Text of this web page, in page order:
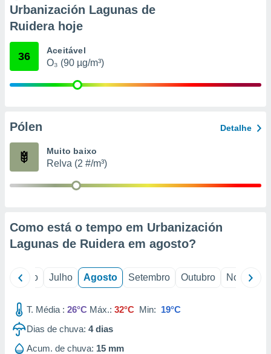
através
e
de
1199
Urbanización Lagunas de
Ruidera hoje
36 Aceitável
O₃ (90 µg/m³)
Pólen Detalhe
Muito baixo
Relva (2 #/m³)
Como está o tempo em Urbanización
Lagunas de Ruidera em agosto?
Junho Julho Agosto Setembro Outubro Novembro
T. Média : 26°C Máx.: 32°C Min: 19°C
Dias de chuva: 4dias
Acum. de chuva: 15 mm